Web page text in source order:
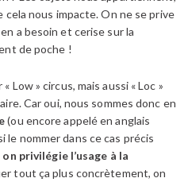
cela nous impacte. On ne se prive
a besoin et cerise sur la
de poche !
Low » circus, mais aussi « Loc »
Car oui, nous sommes donc en
(ou encore appelé en anglais
le nommer dans ce cas précis
on privilégie l’usage à la
tout ça plus concrètement, on